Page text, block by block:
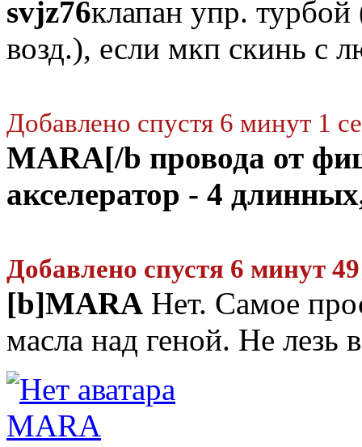
svjz76клапан упр. турбой
возд.), если мкп скинь с
Добавлено спустя 6 минут 1
MARA[/b провода от
акселератор - 4
Добавлено спустя 6 минут
[b]MARA Нет. Самое
масла над геной. Не лезь
MARA